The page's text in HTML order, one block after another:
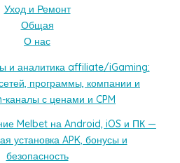
Уход и Ремонт
Общая
О нас
и аналитика affiliate/iGaming:
программы, компании и
каналы с ценами и CPM
Melbet на Android, iOS и ПК —
установка APK, бонусы и
безопасность